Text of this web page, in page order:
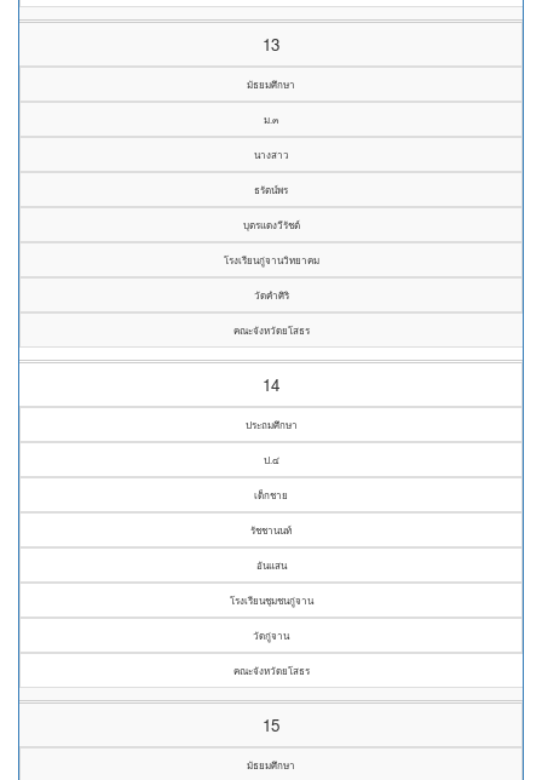
13
มัธยมศึกษา
ม.๓
นางสาว
ธรัตน์พร
บุตรแดงวีรัชต์
โรงเรียนกู่จานวิทยาคม
วัดคำศิริ
คณะจังหวัดยโสธร
14
ประถมศึกษา
ป.๔
เด็กชาย
รัชชานนท์
อันแสน
โรงเรียนชุมชนกู่จาน
วัดกู่จาน
คณะจังหวัดยโสธร
15
มัธยมศึกษา